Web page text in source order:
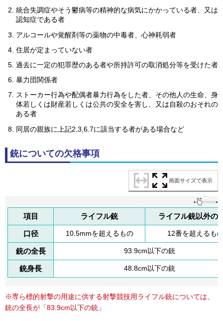
統合失調症やそう鬱病等の精神的な病気にかかっている者、又は
認知症である者
アルコールや覚醒剤等の薬物の中毒者、心神耗弱者
住居が定まっていない者
過去に一定の犯罪歴のある者や所持許可の取消処分等を受けた者
暴力団関係者
ストーカー行為や配偶者暴力行為をした者、その他人の生命、身
体若しくは財産若しくは公共の安全を害し、又は自殺のおそれの
ある者
同居の親族に上記2,3,6.7に該当する者がある場合など
銃についての欠格事項
画面サイズで表示
項目 ライフル銃 ライフル銃以外の
口径 10.5mmを超えるもの 12番を超えるも
銃の全長 93.9cm以下の銃
銃身長 48.8cm以下の銃
※専ら標的射撃の用途に供する射撃競技用ライフル銃については、
銃の全長が「83.9cm以下の銃」